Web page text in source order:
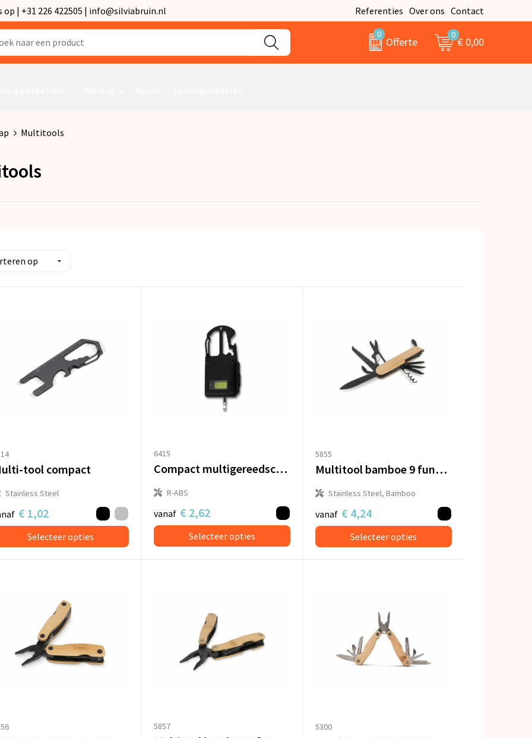
| +31 226 422505 | info@silviabruin.nl Referenties Over ons Contact
0
Offerte
0
€ 0,00
Multitools
tool compact
Stainless Steel
€ 1,02
Selecteer opties
6415
Compact multigereedschap in R-ABS & metaal 7 functies
R-ABS
vanaf € 2,62
Selecteer opties
5855
Multitool bamboe 9 functies
Stainless Steel, Bamboo
vanaf € 4,24
Selecteer opties
5857 5300